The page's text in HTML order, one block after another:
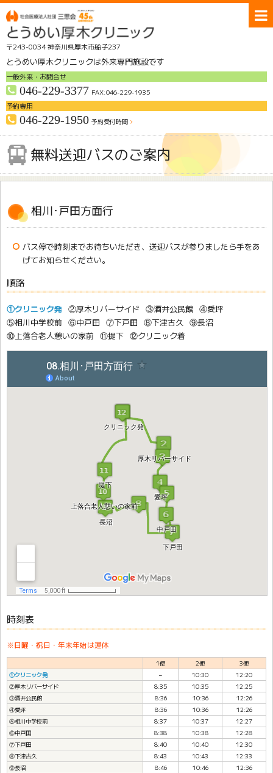
〒243-0034 神奈川県厚木市船子237
とうめい厚木クリニックは外来専門施設です
一般外来・お問合せ
046-229-3377 FAX:046-229-1935
予約専用
046-229-1950 予約受付時間
無料送迎バスのご案内
クリニック紹介 受診のご案内
採用情報
無料送迎バスのご案内
相川･戸田方面行
バス停で時刻までお待ちいただき、送迎バスが参りましたら手をあ
げてお知らせください。
順路
①クリニック発 ②厚木リバーサイド ③酒井公民館 ④愛坪
⑤相川中学校前 ⑥中戸田 ⑦下戸田 ⑧下津古久 ⑨長沼
⑩上落合老人憩いの家前 ⑪提下 ⑫クリニック着
時刻表
※日曜・祝日・年末年始は運休
1便 2便
3便
①クリニック発
– 10:30
12:20
②厚木リバーサイド
8:35 10:35
12:25
③酒井公民館
8:36 10:36
12:26
④愛坪
8:36 10:36
12:26
⑤相川中学校前
8:37 10:37
12:27
⑥中戸田
8:38 10:38
12:28
⑦下戸田
8:40 10:40
12:30
⑧下津古久
8:43 10:43
12:33
⑨長沼
8:46 10:46
12:36